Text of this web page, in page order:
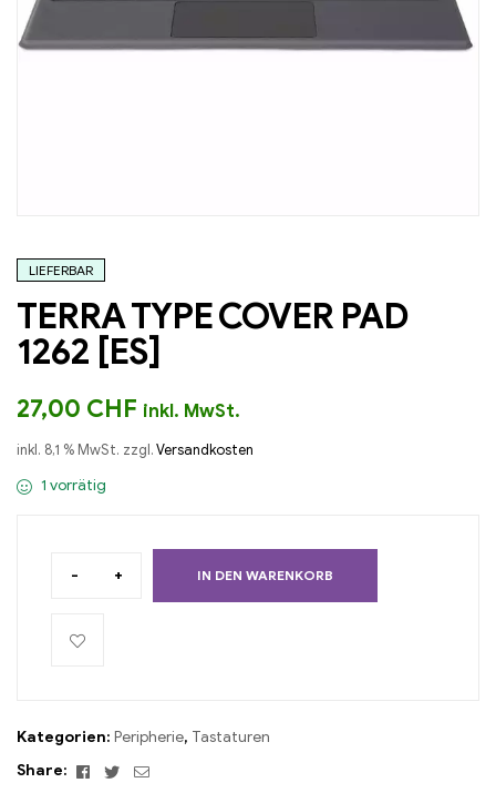
LIEFERBAR
TERRA TYPE COVER PAD
1262 [ES]
27,00 CHF inkl. MwSt.
inkl. 8,1 % MwSt. zzgl.Versandkosten
1 vorrätig
- + IN DEN WARENKORB
Kategorien: Peripherie, Tastaturen
Share:
Facebook
TwitterEmail